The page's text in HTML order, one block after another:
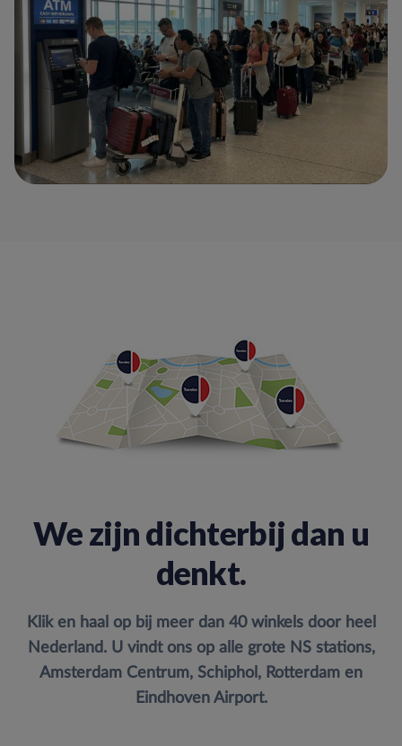
We zijn dichterbij dan u
denkt.
Klik en haal op bij meer dan 40 winkels door heel
Nederland. U vindt ons op alle grote NS stations,
Amsterdam Centrum, Schiphol, Rotterdam en
Eindhoven Airport.